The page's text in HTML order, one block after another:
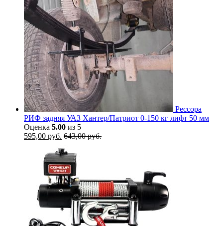
Рессора
РИФ задняя УАЗ Хантер/Патриот 0-150 кг лифт 50 мм
Оценка 5.00 из 5
595,00 руб. 643,00руб.